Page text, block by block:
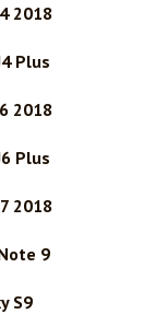
2018
Plus
2018
Plus
2018
9
S9